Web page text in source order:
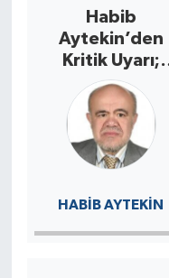
Habib
Aytekin’den
Kritik Uyarı;
“Bölgesel
Denklem
Yeniden
Kuruluyor”
HABIB AYTEKIN